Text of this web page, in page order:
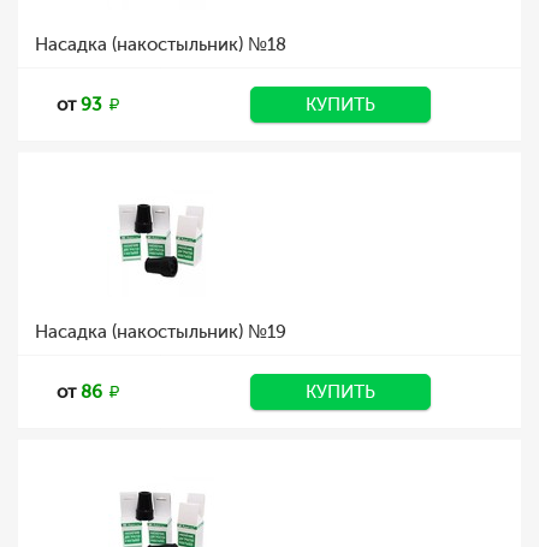
Насадка (накостыльник) №18
от93 КУПИТЬ
Насадка (накостыльник) №19
от86 КУПИТЬ